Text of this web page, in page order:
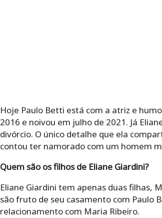
Hoje Paulo Betti está com a atriz e
2016 e noivou em julho de 2021. Já
divórcio. O único detalhe que ela
contou ter namorado com um homem
Quem são os filhos de Eliane Giardini?
Eliane Giardini tem apenas duas filhas,
são fruto de seu casamento com Paulo
relacionamento com Maria Ribeiro.